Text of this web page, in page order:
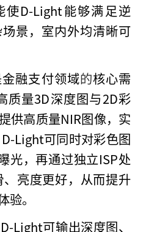
使D-Light能够满足逆
景，室内外均清晰可
金融支付领域的核心需
质量3D深度图与2D彩
供高质量NIR图像，实
Light可同时对彩色图
光，再通过独立ISP处
、亮度更好，从而提升
。
Light可输出深度图、